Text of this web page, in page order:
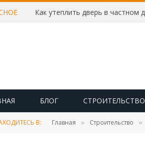
БЛОГ СТРОИТЕЛЬСТВО
В: Главная » Строительство »